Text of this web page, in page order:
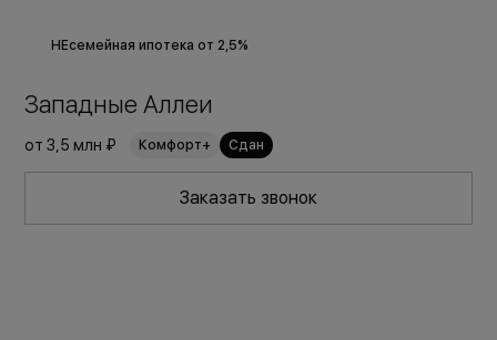
НЕсемейная ипотека от 2,5%
Западные Аллеи
от3,5 млн ₽ Комфорт+ Сдан
Заказать звонок